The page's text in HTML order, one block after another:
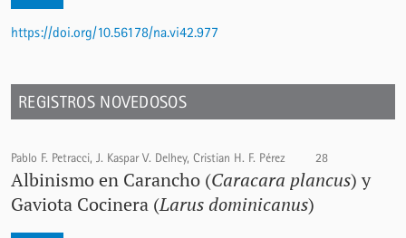
https://doi.org/10.56178/na.vi42.977
REGISTROS NOVEDOSOS
Pablo F. Petracci, J. Kaspar V. Delhey, Cristian H. F. Pérez 28
Albinismo en Carancho (Caracara plancus) y
Gaviota Cocinera (Larus dominicanus)